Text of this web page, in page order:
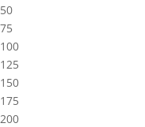
50
75
100
125
150
175
200